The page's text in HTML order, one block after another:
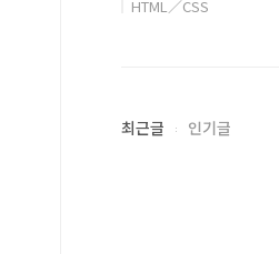
HTML／CSS
최근글 인기글